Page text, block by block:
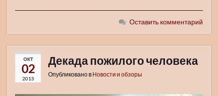
Оставить комментарий
ОКТ
02
2013
Декада пожилого человека
Опубликовано в Новости и обзоры